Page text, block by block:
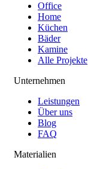
Office
Home
Küchen
Bäder
Kamine
Alle Projekte
Unternehmen
Leistungen
Über uns
Blog
FAQ
Materialien